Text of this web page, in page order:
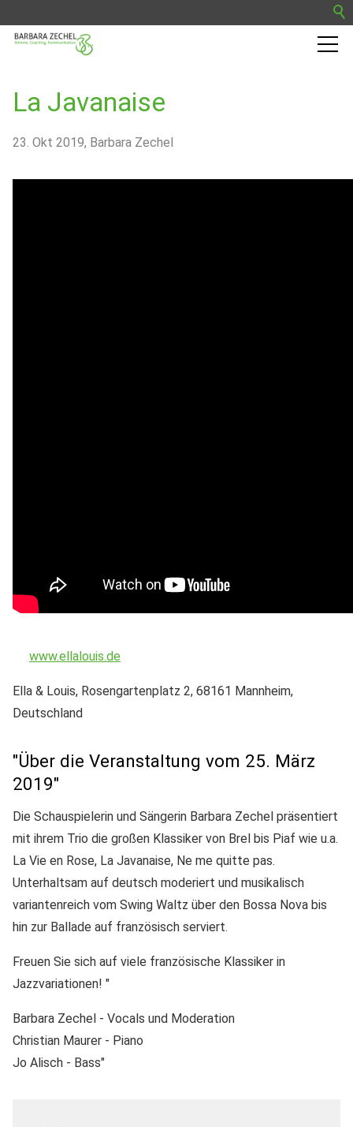
Barbara Zechel
Trainingskurse
Termine
La Javanaise
23. Okt 2019 Barbara Zechel
www.ellalouis.de
Ella & Louis, Rosengartenplatz 2, 68161 Mannheim,
Deutschland
"Über die Veranstaltung vom 25. März
2019"
Die Schauspielerin und Sängerin Barbara Zechel präsentiert
mit ihrem Trio die großen Klassiker von Brel bis Piaf wie u.a.
La Vie en Rose, La Javanaise, Ne me quitte pas.
Unterhaltsam auf deutsch moderiert und musikalisch
variantenreich vom Swing Waltz über den Bossa Nova bis
hin zur Ballade auf französisch serviert.
Freuen Sie sich auf viele französische Klassiker in
Jazzvariationen! "
Barbara Zechel - Vocals und Moderation
Christian Maurer - Piano
Jo Alisch - Bass"